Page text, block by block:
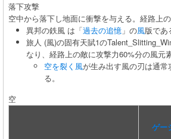
落下攻撃
空中から落下し地面に衝撃を与える。経路上
異邦の鉄風 は「過去の追憶 」の風版であ
旅人 (風)の固有天賦1の
なり、経路上の敵に攻撃力60%分の風元
空を裂く風が生み出す風の刃は通
る。
空
ゲー